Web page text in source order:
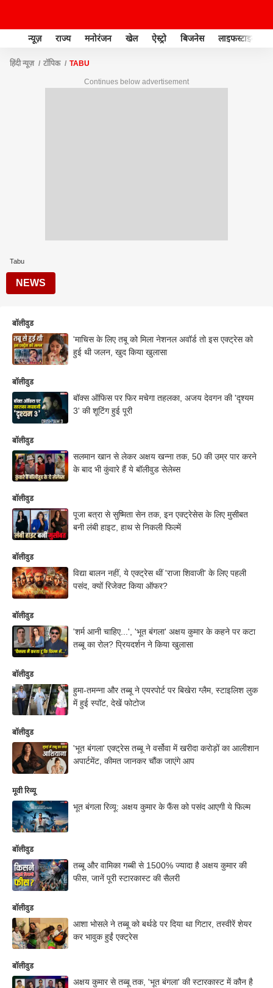
न्यूज़ राज्य मनोरंजन खेल ऐस्ट्रो बिजनेस लाइफस्टाइल
हिंदी न्यूज़ टॉपिक TABU
Continues below advertisement
Tabu
NEWS
बॉलीवुड
'माचिस के लिए तबू को मिला नेशनल अवॉर्ड तो इस एक्ट्रेस को
हुई थी जलन, खुद किया खुलासा
बॉलीवुड
बॉक्स ऑफिस पर फिर मचेगा तहलका, अजय देवगन की 'दृश्यम
3' की शूटिंग हुई पूरी
बॉलीवुड
सलमान खान से लेकर अक्षय खन्ना तक, 50 की उम्र पार करने
के बाद भी कुंवारे हैं ये बॉलीवुड सेलेब्स
बॉलीवुड
पूजा बत्रा से सुष्मिता सेन तक, इन एक्ट्रेसेस के लिए मुसीबत
बनी लंबी हाइट, हाथ से निकली फिल्में
बॉलीवुड
विद्या बालन नहीं, ये एक्ट्रेस थीं 'राजा शिवाजी' के लिए पहली
पसंद, क्यों रिजेक्ट किया ऑफर?
बॉलीवुड
'शर्म आनी चाहिए...', 'भूत बंगला' अक्षय कुमार के कहने पर कटा
तब्बू का रोल? प्रियदर्शन ने किया खुलासा
बॉलीवुड
हुमा-तमन्ना और तब्बू ने एयरपोर्ट पर बिखेरा ग्लैम, स्टाइलिश लुक
में हुई स्पॉट, देखें फोटोज
बॉलीवुड
'भूत बंगला' एक्ट्रेस तब्बू ने वर्सोवा में खरीदा करोड़ों का आलीशान
अपार्टमेंट, कीमत जानकर चौंक जाएंगे आप
मूवी रिव्यू
भूत बंगला रिव्यू: अक्षय कुमार के फैंस को पसंद आएगी ये फिल्म
बॉलीवुड
तब्बू और वामिका गब्बी से 1500% ज्यादा है अक्षय कुमार की
फीस, जानें पूरी स्टारकास्ट की सैलरी
बॉलीवुड
आशा भोसले ने तब्बू को बर्थडे पर दिया था गिटार, तस्वीरें शेयर
कर भावुक हुईं एक्ट्रेस
बॉलीवुड
अक्षय कुमार से तब्बू तक, 'भूत बंगला' की स्टारकास्ट में कौन है